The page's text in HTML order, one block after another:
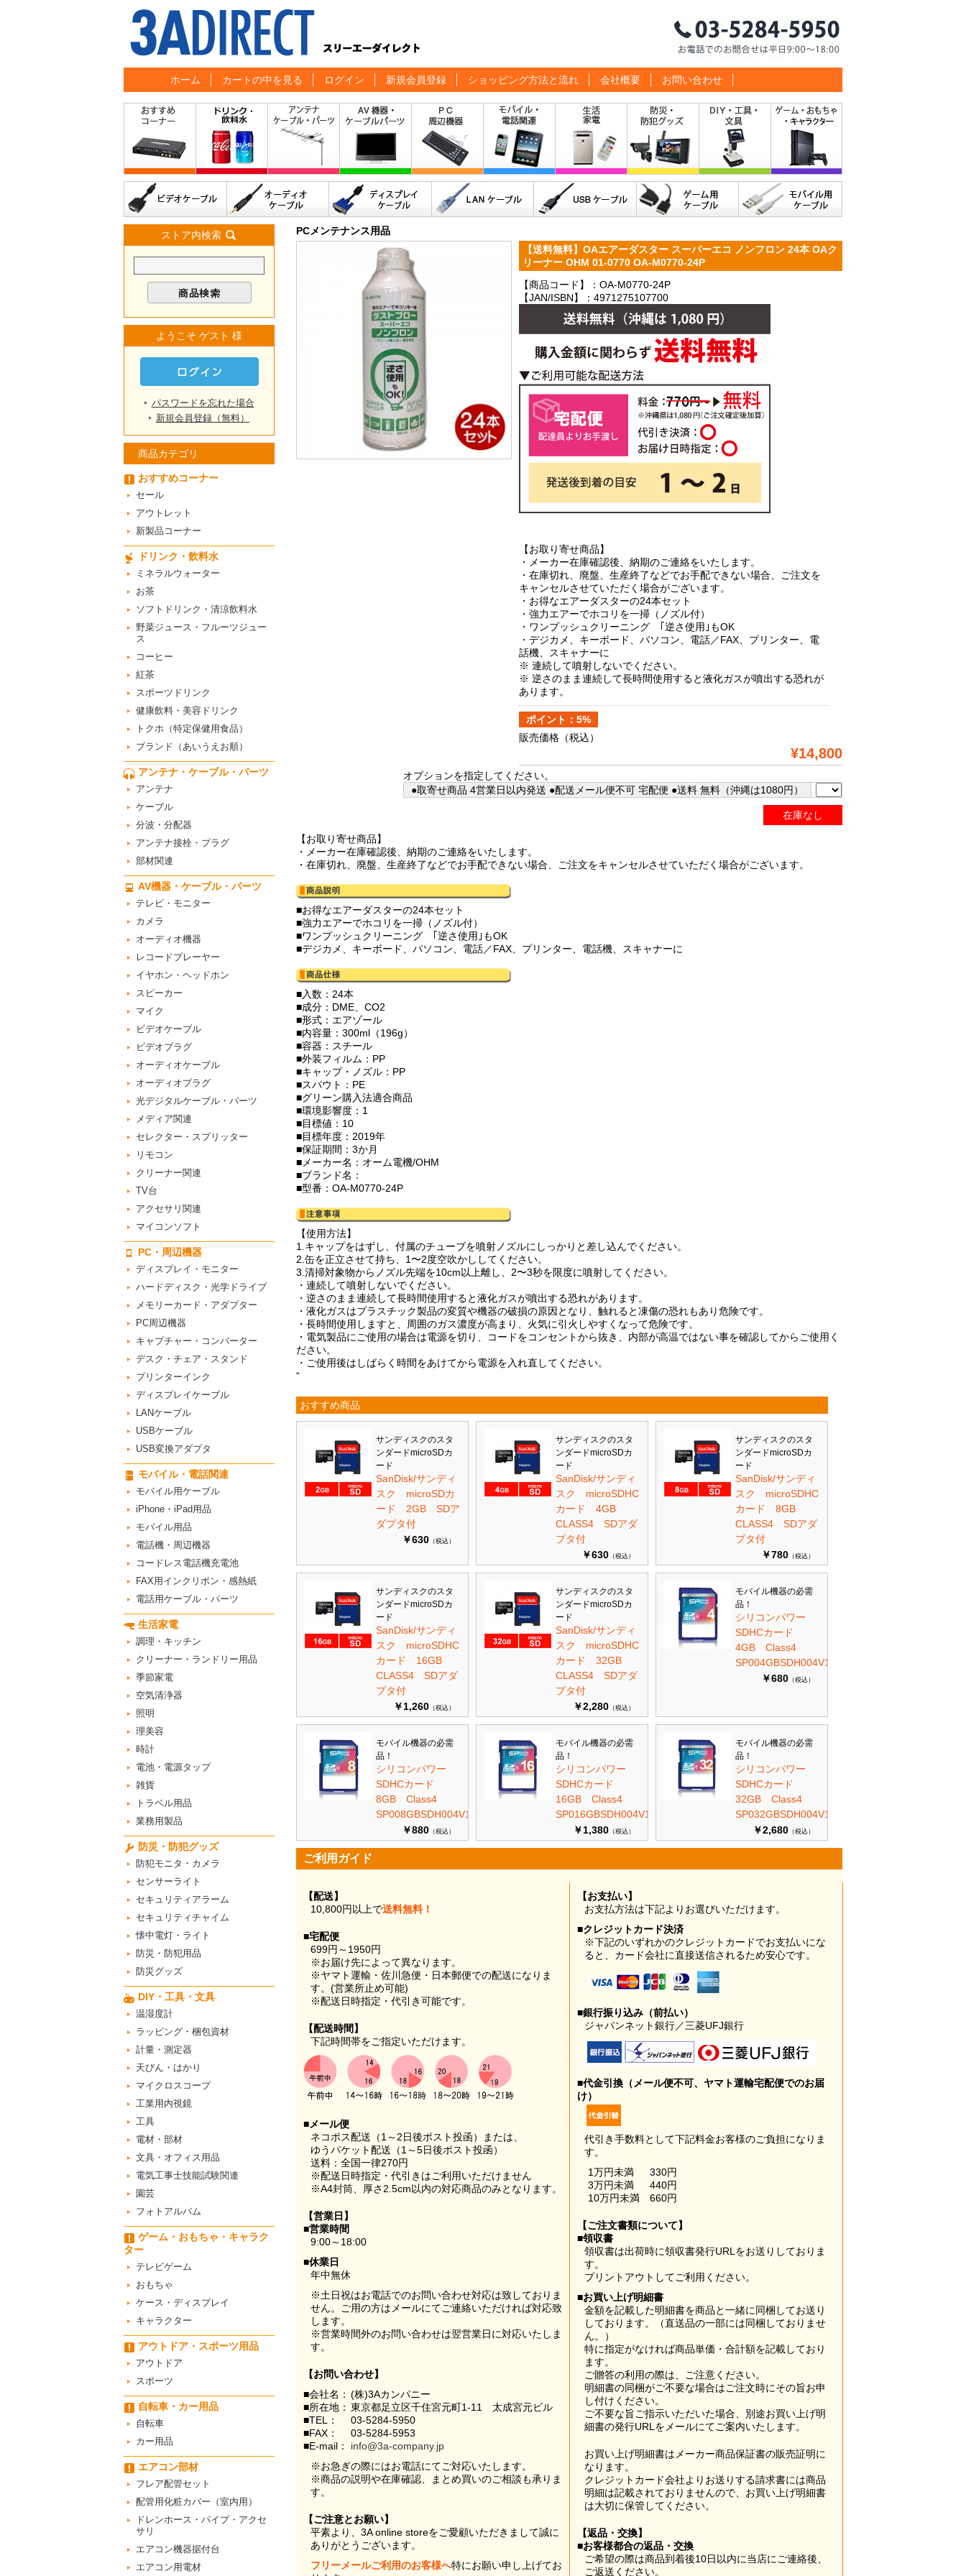
ホーム カートの中を見る ログイン 新規会員登録 ショッピング方法と流れ 会社概要 お問い合わせ
ストア内検索
ようこそ ゲスト 様
パスワードを忘れた場合
新規会員登録（無料）
商品カテゴリ
おすすめコーナー
セール
アウトレット
新製品コーナー
ドリンク・飲料水
ミネラルウォーター
お茶
ソフトドリンク・清涼飲料水
野菜ジュース・フルーツジュー
ス
コーヒー
紅茶
スポーツドリンク
健康飲料・美容ドリンク
トクホ（特定保健用食品）
ブランド（あいうえお順）
アンテナ・ケーブル・パーツ
アンテナ
ケーブル
分波・分配器
アンテナ接栓・プラグ
部材関連
AV機器・ケーブル・パーツ
テレビ・モニター
カメラ
オーディオ機器
レコードプレーヤー
イヤホン・ヘッドホン
スピーカー
マイク
ビデオケーブル
ビデオプラグ
オーディオケーブル
オーディオプラグ
光デジタルケーブル・パーツ
メディア関連
セレクター・スプリッター
リモコン
クリーナー関連
TV台
アクセサリ関連
マイコンソフト
PC・周辺機器
ディスプレイ・モニター
ハードディスク・光学ドライブ
メモリーカード・アダプター
PC周辺機器
キャプチャー・コンバーター
デスク・チェア・スタンド
プリンターインク
ディスプレイケーブル
LANケーブル
USBケーブル
USB変換アダプタ
モバイル・電話関連
モバイル用ケーブル
iPhone・iPad用品
モバイル用品
電話機・周辺機器
コードレス電話機充電池
FAX用インクリボン・感熱紙
電話用ケーブル・パーツ
生活家電
調理・キッチン
クリーナー・ランドリー用品
季節家電
空気清浄器
照明
理美容
時計
電池・電源タップ
雑貨
トラベル用品
業務用製品
防災・防犯グッズ
防犯モニタ・カメラ
センサーライト
セキュリティアラーム
セキュリティチャイム
懐中電灯・ライト
防災・防犯用品
防災グッズ
DIY・工具・文具
温湿度計
ラッピング・梱包資材
計量・測定器
天びん・はかり
マイクロスコープ
工業用内視鏡
工具
電材・部材
文具・オフィス用品
電気工事士技能試験関連
園芸
フォトアルバム
ゲーム・おもちゃ・キャラク
ター
テレビゲーム
おもちゃ
ケース・ディスプレイ
キャラクター
アウトドア・スポーツ用品
アウトドア
スポーツ
自転車・カー用品
自転車
カー用品
エアコン部材
フレア配管セット
配管用化粧カバー（室内用）
ドレンホース・パイプ・アクセ
サリ
エアコン機器据付台
エアコン用電材
PCメンテナンス用品
【送料無料】OAエアーダスター スーパーエコ ノンフロン 24本 OAク
リーナー OHM 01-0770 OA-M0770-24P
【商品コード】：OA-M0770-24P
【JAN/ISBN】：4971275107700
【お取り寄せ商品】
・メーカー在庫確認後、納期のご連絡をいたします。
・在庫切れ、廃盤、生産終了などでお手配できない場合、ご注文を
キャンセルさせていただく場合がございます。
・お得なエアーダスターの24本セット
・強力エアーでホコリを一掃（ノズル付）
・ワンプッシュクリーニング ｢逆さ使用｣もOK
・デジカメ、キーボード、パソコン、電話／FAX、プリンター、電
話機、スキャナーに
※ 連続して噴射しないでください。
※ 逆さのまま連続して長時間使用すると液化ガスが噴出する恐れが
あります。
ポイント：5%
販売価格 （税込）
¥14,800
オプションを指定してください。
●取寄せ商品 4営業日以内発送 ●配送メール便不可 宅配便 ●送料 無料（沖縄は1080円）
在庫なし
【お取り寄せ商品】
・メーカー在庫確認後、納期のご連絡をいたします。
・在庫切れ、廃盤、生産終了などでお手配できない場合、ご注文をキャンセルさせていただく場合がございます。
■お得なエアーダスターの24本セット
■強力エアーでホコリを一掃（ノズル付）
■ワンプッシュクリーニング ｢逆さ使用｣もOK
■デジカメ、キーボード、パソコン、電話／FAX、プリンター、電話機、スキャナーに
■入数：24本
■成分：DME、CO2
■形式：エアゾール
■内容量：300ml（196g）
■容器：スチール
■外装フィルム：PP
■キャップ・ノズル：PP
■スパウト：PE
■グリーン購入法適合商品
■環境影響度：1
■目標値：10
■目標年度：2019年
■保証期間：3か月
■メーカー名：オーム電機/OHM
■ブランド名：
■型番：OA-M0770-24P
【使用方法】
1.キャップをはずし、付属のチューブを噴射ノズルにしっかりと差し込んでください。
2.缶を正立させて持ち、1〜2度空吹かししてください。
3.清掃対象物からノズル先端を10cm以上離し、2〜3秒を限度に噴射してください。
・連続して噴射しないでください。
・逆さのまま連続して長時間使用すると液化ガスが噴出する恐れがあります。
・液化ガスはプラスチック製品の変質や機器の破損の原因となり、触れると凍傷の恐れもあり危険です。
・長時間使用しますと、周囲のガス濃度が高まり、火気に引火しやすくなって危険です。
・電気製品にご使用の場合は電源を切り、コードをコンセントから抜き、内部が高温ではない事を確認してからご使用く
ださい。
・ご使用後はしばらく時間をあけてから電源を入れ直してください。
“
おすすめ商品
サンディスクのスタ
ンダードmicroSDカ
ード
SanDisk/サンディ
スク microSDカ
ード 2GB SDア
ダプタ付
￥630 （税込）
サンディスクのスタ
ンダードmicroSDカ
ード
SanDisk/サンディ
スク microSDHC
カード 4GB
CLASS4 SDアダ
プタ付
￥630 （税込）
サンディスクのスタ
ンダードmicroSDカ
ード
SanDisk/サンディ
スク microSDHC
カード 8GB
CLASS4 SDアダ
プタ付
￥780 （税込）
サンディスクのスタ
ンダードmicroSDカ
ード
SanDisk/サンディ
スク microSDHC
カード 16GB
CLASS4 SDアダ
プタ付
￥1,260 （税込）
サンディスクのスタ
ンダードmicroSDカ
ード
SanDisk/サンディ
スク microSDHC
カード 32GB
CLASS4 SDアダ
プタ付
￥2,280 （税込）
モバイル機器の必需
品！
シリコンパワー
SDHCカード
4GB Class4
SP004GBSDH004V10
￥680 （税込）
モバイル機器の必需
品！
シリコンパワー
SDHCカード
8GB Class4
SP008GBSDH004V10
￥880 （税込）
モバイル機器の必需
品！
シリコンパワー
SDHCカード
16GB Class4
SP016GBSDH004V10
￥1,380 （税込）
モバイル機器の必需
品！
シリコンパワー
SDHCカード
32GB Class4
SP032GBSDH004V10
￥2,680 （税込）
ご利用ガイド
【配送】
10,800円以上で送料無料！
■宅配便
699円～1950円
※お届け先によって異なります。
※ヤマト運輸・佐川急便・日本郵便での配送になりま
す。(営業所止め可能)
※配送日時指定・代引き可能です。
【配送時間】
下記時間帯をご指定いただけます。
■メール便
ネコポス配送（1～2日後ポスト投函）または、
ゆうパケット配送（1～5日後ポスト投函）
送料：全国一律270円
※配送日時指定・代引きはご利用いただけません
※A4封筒、厚さ2.5cm以内の対応商品のみとなります。
【営業日】
■営業時間
9:00～18:00
■休業日
年中無休
※土日祝はお電話でのお問い合わせ対応は致しておりま
せん。ご用の方はメールにてご連絡いただければ対応致
します。
※営業時間外のお問い合わせは翌営業日に対応いたしま
す。
【お問い合わせ】
■会社名： (株)3Aカンパニー
■所在地： 東京都足立区千住宮元町1-11 太成宮元ビル
■TEL：
03-5284-5950
■FAX：
03-5284-5953
■E-mail：
info@3a-company.jp
※お急ぎの際にはお電話にてご対応いたします。
※商品の説明や在庫確認、まとめ買いのご相談も承りま
す。
【ご注意とお願い】
平素より、3A online storeをご愛顧いただきまして誠に
ありがとうございます。
フリーメールご利用のお客様へ特にお願い申し上げてお
【お支払い】
お支払方法は下記よりお選びいただけます。
■クレジットカード決済
※下記のいずれかのクレジットカードでお支払いにな
ると、カード会社に直接送信されるため安心です。
■銀行振り込み（前払い）
ジャパンネット銀行／三菱UFJ銀行
■代金引換（メール便不可、ヤマト運輸宅配便でのお届
け）
代引き手数料として下記料金お客様のご負担になりま
す。
1万円未満
330円
3万円未満
440円
10万円未満
660円
【ご注文書類について】
■領収書
領収書は出荷時に領収書発行URLをお送りしておりま
す。
プリントアウトしてご利用ください。
■お買い上げ明細書
金額を記載した明細書を商品と一緒に同梱してお送り
しております。（直送品の一部には同梱しておりませ
ん。）
特に指定がなければ商品単価・合計額を記載しており
ます。
ご贈答の利用の際は、ご注意ください。
明細書の同梱がご不要な場合はご注文時にその旨お申
し付けください。
ご不要な旨ご指示いただいた場合、別途お買い上げ明
細書の発行URLをメールにてご案内いたします。
お買い上げ明細書はメーカー商品保証書の販売証明に
なります。
クレジットカード会社よりお送りする請求書には商品
明細は記載されておりませんので、お買い上げ明細書
は大切に保管してください。
【返品・交換】
■お客様都合の返品・交換
ご希望の際は商品到着後10日以内に当店にご連絡後、
ご返送ください。